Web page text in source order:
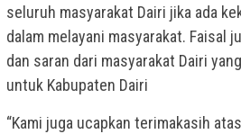
seluruh masyarakat Dairi jika ada
dalam melayani masyarakat. Faisal
dan saran dari masyarakat Dairi
untuk Kabupaten Dairi
“Kami juga ucapkan terimakasih